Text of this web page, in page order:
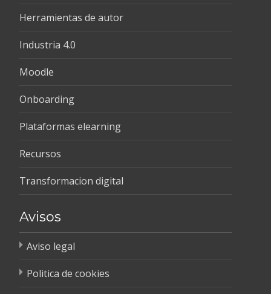
Herramientas de autor
Industria 4.0
Moodle
Onboarding
Plataformas elearning
Recursos
Transformacion digital
Avisos
Aviso legal
Politica de cookies